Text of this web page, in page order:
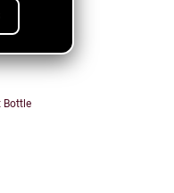
COLLEC...
Bottle